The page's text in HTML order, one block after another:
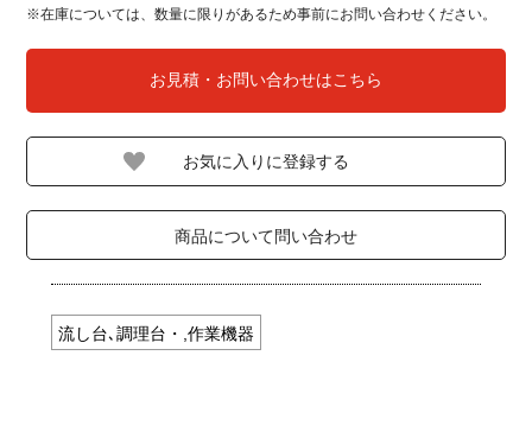
※在庫については、数量に限りがあるため事前にお問い合わせください。
お見積・お問い合わせはこちら
商品について問い合わせ
流し台､調理台・,作業機器